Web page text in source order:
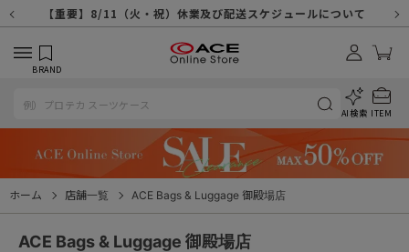
【重要】8/11（火・祝）休業及び配送スケジュールについて
【重要】令和８年熊本地震に伴う配送への影響について
【重要】納品書・領収書ペーパーレス化（電子化）のお知らせ
【重要】天候不良や交通状況・物量増等に伴う配送への影響について
【重要】悪質な詐欺サイトにご注意ください
【重要】各種メールが届かない場合に関しまして
【重要】お問い合わせのご対応に関しまして
【重要】SNSのなりすまし詐欺にご注意ください
BRAND
AI検索 ITEM
ホーム 店舗一覧 ACE Bags & Luggage 御殿場店
ACE Bags & Luggage 御殿場店